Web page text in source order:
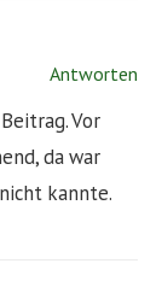
Antworten
Vor
da war
kannte.